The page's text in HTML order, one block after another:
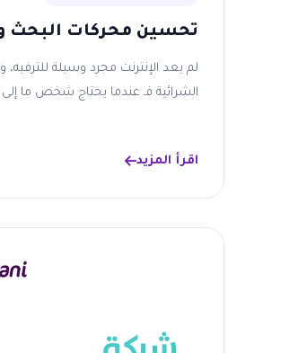
تحسين محركات البحث
لم يعد الإنترنت مجرد وسيلة
الشرائية فـ عندما يحتاج شخص ما إلى
اقرأ المزيد